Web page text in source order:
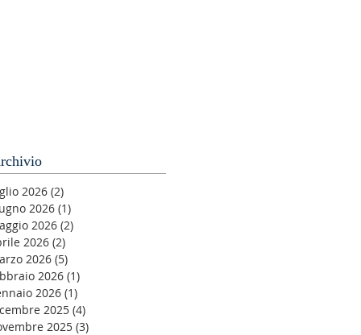
2026 (2)
2026 (1)
2026 (2)
2026 (2)
2026 (5)
2026 (1)
2026 (1)
2025 (4)
2025 (3)